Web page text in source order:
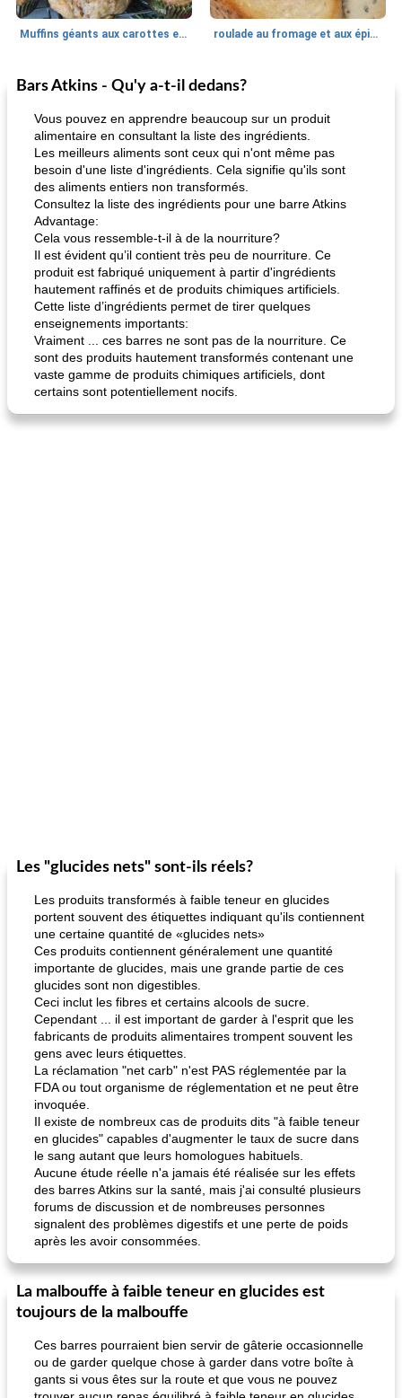
Muffins géants aux carottes et à la banane de Nif roulade au fromage et aux épinards
30min
Marques de confiance: recettes et
fiesta tostadas
Viande et volaille
le méga's jopp joes
Bars Atkins - Qu'y a-t-il dedans?
Vous pouvez en apprendre beaucoup sur un produit
alimentaire en consultant la liste des ingrédients.
Les meilleurs aliments sont ceux qui n'ont même pas
besoin d'une liste d'ingrédients. Cela signifie qu'ils sont
des aliments entiers non transformés.
Consultez la liste des ingrédients pour une barre Atkins
Advantage:
Cela vous ressemble-t-il à de la nourriture?
Il est évident qu’il contient très peu de nourriture. Ce
produit est fabriqué uniquement à partir d'ingrédients
hautement raffinés et de produits chimiques artificiels.
Cette liste d’ingrédients permet de tirer quelques
enseignements importants:
Vraiment ... ces barres ne sont pas de la nourriture. Ce
sont des produits hautement transformés contenant une
vaste gamme de produits chimiques artificiels, dont
certains sont potentiellement nocifs.
Les "glucides nets" sont-ils réels?
Les produits transformés à faible teneur en glucides
portent souvent des étiquettes indiquant qu'ils contiennent
une certaine quantité de «glucides nets»
Ces produits contiennent généralement une quantité
importante de glucides, mais une grande partie de ces
glucides sont non digestibles.
Ceci inclut les fibres et certains alcools de sucre.
Cependant ... il est important de garder à l'esprit que les
fabricants de produits alimentaires trompent souvent les
gens avec leurs étiquettes.
La réclamation "net carb" n'est PAS réglementée par la
FDA ou tout organisme de réglementation et ne peut être
invoquée.
Il existe de nombreux cas de produits dits "à faible teneur
en glucides" capables d'augmenter le taux de sucre dans
le sang autant que leurs homologues habituels.
Aucune étude réelle n'a jamais été réalisée sur les effets
des barres Atkins sur la santé, mais j'ai consulté plusieurs
forums de discussion et de nombreuses personnes
signalent des problèmes digestifs et une perte de poids
après les avoir consommées.
La malbouffe à faible teneur en glucides est
toujours de la malbouffe
Ces barres pourraient bien servir de gâterie occasionnelle
ou de garder quelque chose à garder dans votre boîte à
gants si vous êtes sur la route et que vous ne pouvez